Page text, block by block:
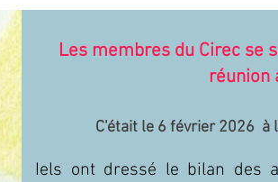
Les membres du Cirec se
réunion
C'était le 6 février 2026 à
Iels ont dressé le bilan des